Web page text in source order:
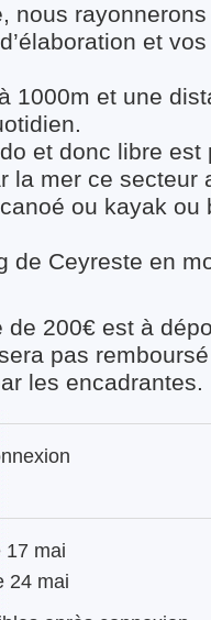
nous
et
1000m et une
et donc libre
la mer ce secteur
ou kayak ou
de Ceyreste en
200€ est à
pas
les encadrantes.
17 mai
24 mai